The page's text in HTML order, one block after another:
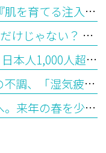
ヒアルロン酸だけではない。『肌を育てる注入治療』ジャルプロとは？
GLP-1はメディカルダイエットだけじゃない？ 最新研究で見えてきた意外な可能性
「夜8時以降は太る」は本当？ 日本人1,000人超の最新研究から見えてきた“食べる時間”とダイエットの意外な関係
雨の日になると体が重い…その不調、「湿気疲れ」かもしれません ― 漢方で考える水滞（すいたい）とは
今年の花粉症がつらかった方へ。来年の春を少し楽にする「今から始めるシダキュア治療」